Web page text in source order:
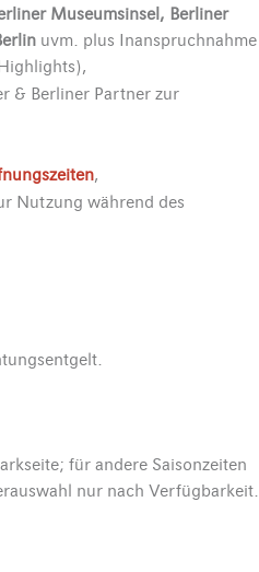
Museumsinsel, Berliner
uvm. plus Inanspruchnahme
& Berliner Partner zur
,
Nutzung während des
für andere Saisonzeiten
nur nach Verfügbarkeit.